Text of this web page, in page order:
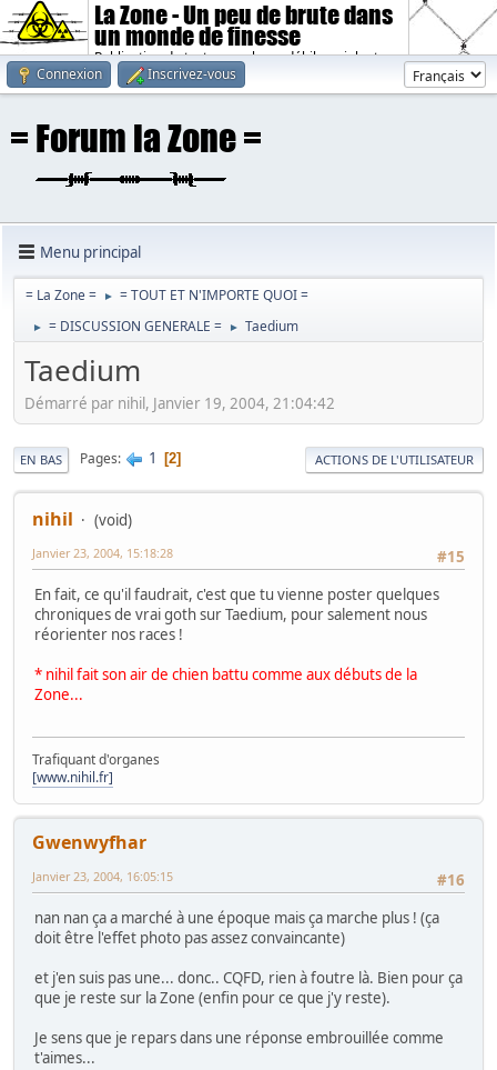
La Zone - Un peu de brute dans
un monde de finesse
Publication de textes sombres, débiles, violents.
Connexion
Inscrivez-vous
Menu principal
= La Zone = ► = TOUT ET N'IMPORTE QUOI =
► = DISCUSSION GENERALE = ► Taedium
Taedium
Démarré par nihil, Janvier 19, 2004, 21:04:42
EN BAS Pages 1 2 ACTIONS DE L'UTILISATEUR
nihil
(void)
#15
Janvier 23, 2004, 15:18:28
En fait, ce qu'il faudrait, c'est que tu vienne poster quelques
chroniques de vrai goth sur Taedium, pour salement nous
réorienter nos races !
* nihil fait son air de chien battu comme aux débuts de la
Zone...
Trafiquant d'organes
[www.nihil.fr]
Gwenwyfhar
#16
Janvier 23, 2004, 16:05:15
nan nan ça a marché à une époque mais ça marche plus ! (ça
doit être l'effet photo pas assez convaincante)
et j'en suis pas une... donc.. CQFD, rien à foutre là. Bien pour ça
que je reste sur la Zone (enfin pour ce que j'y reste).
Je sens que je repars dans une réponse embrouillée comme
t'aimes...